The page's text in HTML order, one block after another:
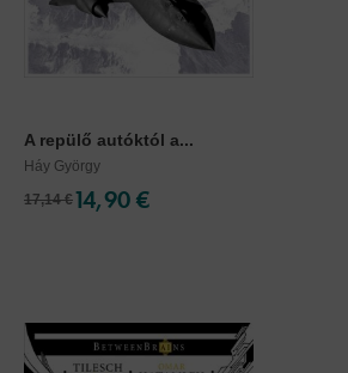
A repülő autóktól a...
Háy György
17,14 €14,90 €